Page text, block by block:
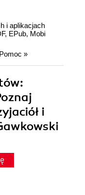
i aplikacjach
EPub, Mobi
Pomoc »
i